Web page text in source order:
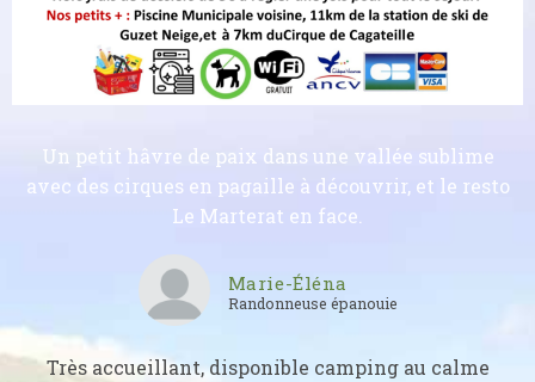
Un petit hâvre de paix dans une vallée sublime
avec des cirques en pagaille à découvrir, et le resto
Le Marterat en face.
Marie-Éléna
Randonneuse épanouie
Très accueillant, disponible camping au calme